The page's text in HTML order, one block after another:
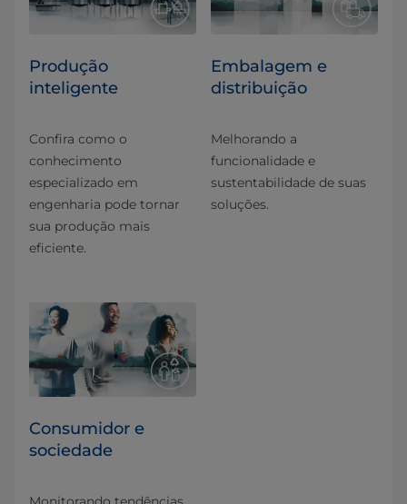
Produção
inteligente
Confira como o
conhecimento
especializado em
engenharia pode tornar
sua produção mais
eficiente.
Embalagem e
distribuição
Melhorando a
funcionalidade e
sustentabilidade de suas
soluções.
Consumidor e
sociedade